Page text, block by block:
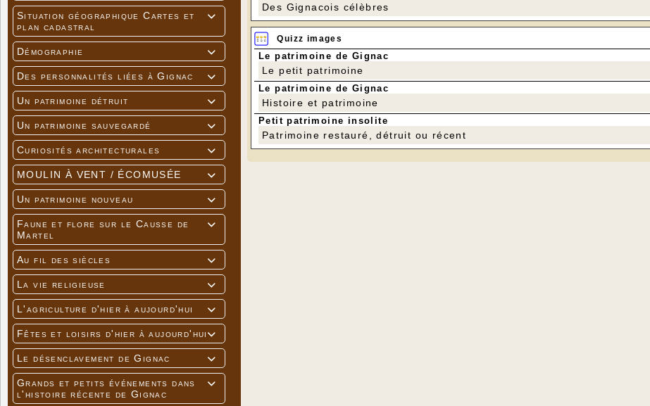

Situation géographique Cartes et
plan cadastral

Démographie

Des personnalités liées à Gignac

Un patrimoine détruit

Un patrimoine sauvegardé

Curiosités architecturales

MOULIN À VENT / ÉCOMUSÉE

Un patrimoine nouveau

Faune et flore sur le Causse de
Martel

Au fil des siècles

La vie religieuse

L'agriculture d'hier à aujourd'hui

Fêtes et loisirs d'hier à aujourd'hui

Le désenclavement de Gignac

Grands et petits événements dans
l'histoire récente de Gignac
Des Gignacois célèbres
Quizz images
Le patrimoine de Gignac
Le petit patrimoine
Le patrimoine de Gignac
Histoire et patrimoine
Petit patrimoine insolite
Patrimoine restauré, détruit ou récent